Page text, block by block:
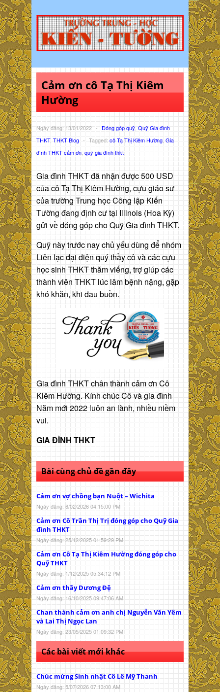
Cảm ơn cô Tạ Thị Kiêm
Hường
Ngày đăng: 13/01/2022 - Đóng góp quỹ Quỹ Gia đình
THKT, THKT Blog - Tagged: cô Tạ Thị Kiêm Hường Gia
đình THKT cảm ơn quỹ gia đình thkt
Gia đình THKT đã nhận được 500 USD
của cô Tạ Thị Kiêm Hường, cựu giáo sư
của trường Trung học Công lập Kiến
Tường đang định cư tại Illinois (Hoa Kỳ)
gửi về đóng góp cho Quỹ Gia đình THKT.
Quỹ này trước nay chủ yếu dùng để nhóm
Liên lạc đại diện quý thầy cô và các cựu
học sinh THKT thăm viếng, trợ giúp các
thành viên THKT lúc lâm bệnh nặng, gặp
khó khăn, khi đau buồn.
Gia đình THKT chân thành cảm ơn Cô
Kiêm Hường. Kính chúc Cô và gia đình
Năm mới 2022 luôn an lành, nhiều niềm
vui.
GIA ĐÌNH THKT
Bài cùng chủ đề gần đây
Cảm ơn vợ chồng bạn Nuột – Wichita
Ngày đăng: 6/02/2026 04:15:00 PM
Cảm ơn Cô Trần Thị Trị đóng góp cho Quỹ Gia
đình THKT
Ngày đăng: 25/12/2025 01:59:29 PM
Cảm ơn Cô Tạ Thị Kiêm Hường đóng góp cho
Quỹ THKT
Ngày đăng: 1/12/2025 05:34:12 PM
Cảm ơn thầy Dương Đệ
Ngày đăng: 16/10/2025 09:47:06 AM
Chan thành cảm ơn anh chị Nguyễn Văn Yêm
và Lai Thị Ngọc Lan
Ngày đăng: 23/05/2025 01:09:32 PM
Các bài viết mới khác
Chúc mừng Sinh nhật Cô Lê Mỹ Thanh
Ngày đăng: 5/07/2026 07:13:00 AM